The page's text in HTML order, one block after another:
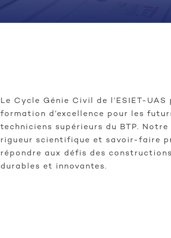
Le Cycle Génie Civil de l’ESIET-UAS
formation d’excellence pour les
techniciens supérieurs du BTP.
rigueur scientifique et savoir-faire
répondre aux défis des
durables et innovantes.